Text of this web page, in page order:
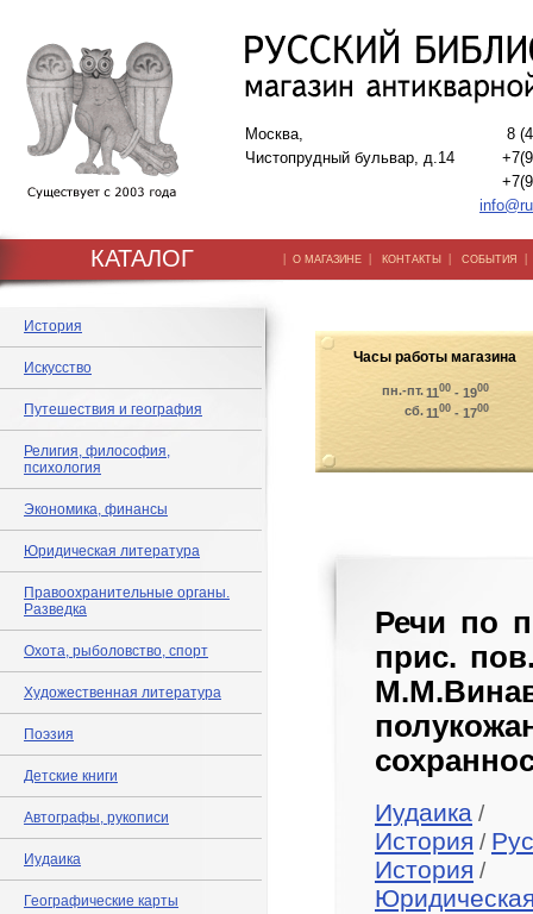
Москва,
Чистопрудный бульвар, д.14
8
КАТАЛОГ | О МАГАЗИНЕ | КОНТАКТЫ | СОБЫТИЯ
История
Искусство
Путешествия и география
Религия, философия,
психология
Экономика, финансы
Юридическая литература
Правоохранительные органы.
Разведка
Охота, рыболовство, спорт
Художественная литература
Поэзия
Детские книги
Автографы, рукописи
Иудаика
Географические карты
Часы работы магазина
пн.-пт.1100 - 1900
сб.1100 - 1700
Речи по
прис.
Иудаика /
История /
История /